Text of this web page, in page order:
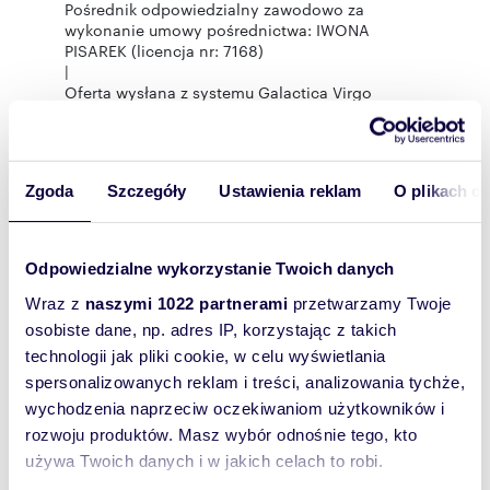
Zgoda Szczegóły Ustawienia reklam O plikach
Odpowiedzialne wykorzystanie Twoich danych
Wraz z naszymi 1022 partnerami przetwarzamy Twoje
osobiste dane, np. adres IP, korzystając z takich
technologii jak pliki cookie, w celu wyświetlania
spersonalizowanych reklam i treści, analizowania tychże,
wychodzenia naprzeciw oczekiwaniom użytkowników i
rozwoju produktów. Masz wybór odnośnie tego, kto
używa Twoich danych i w jakich celach to robi.
Pośrednik odpowiedzialny zawodowo za
wykonanie umowy pośrednictwa: IWONA
PISAREK (licencja nr: 7168)
|
Oferta wysłana z systemu Galactica Virgo
Rozwiń opis
Liczba
1
Powierzchni
a całkowita:
18,10 m2
Lokalizacja: województwo:mazowieckie
powiat:Warszawa miejscowość:
Warszawadzielnica: Śródmieście
Podobne oferty w tej lokalizacji